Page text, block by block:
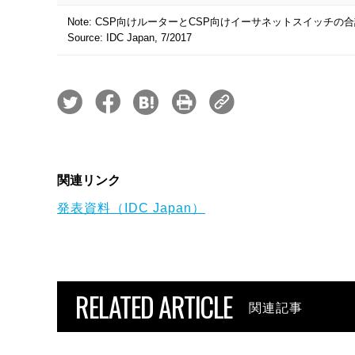
Note: CSP向けルーターとCSP向けイーサネットスイッチの
Source: IDC Japan, 7/2017
関連リンク
発表資料（IDC Japan）
RELATED ARTICLE 関連記事